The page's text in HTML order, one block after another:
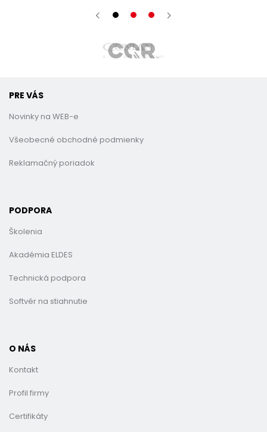
PRE VÁS
Novinky na WEB-e
Všeobecné obchodné podmienky
Reklamačný poriadok
PODPORA
Školenia
Akadémia ELDES
Technická podpora
Softvér na stiahnutie
O NÁS
Kontakt
Profil firmy
Certifikáty